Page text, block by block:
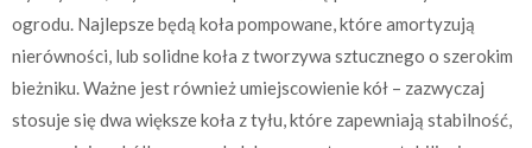
ogrodu. Najlepsze będą koła pompowane, które amortyzują
nierówności, lub solidne koła z tworzywa sztucznego o szerokim
bieżniku. Ważne jest również umiejscowienie kół – zazwyczaj
stosuje się dwa większe koła z tyłu, które zapewniają stabilność,